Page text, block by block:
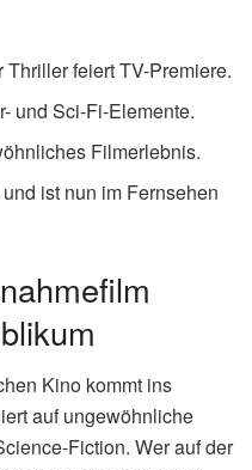
feiert TV-Premiere.
und Sci-Fi-Elemente.
Filmerlebnis.
ist nun im Fernsehen
Kino kommt ins
auf ungewöhnliche
Fiction. Wer auf der